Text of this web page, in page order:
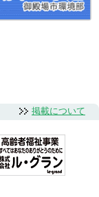
掲載について